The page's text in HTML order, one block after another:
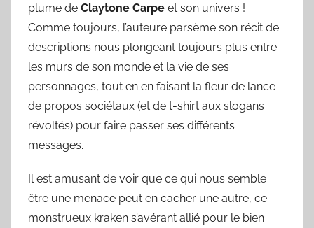
plume de Claytone Carpe et son univers !
Comme toujours, l’auteure parsème son récit de
descriptions nous plongeant toujours plus entre
les murs de son monde et la vie de ses
personnages, tout en en faisant la fleur de lance
de propos sociétaux (et de t-shirt aux slogans
révoltés) pour faire passer ses différents
messages.
Il est amusant de voir que ce qui nous semble
être une menace peut en cacher une autre, ce
monstrueux kraken s’avérant allié pour le bien